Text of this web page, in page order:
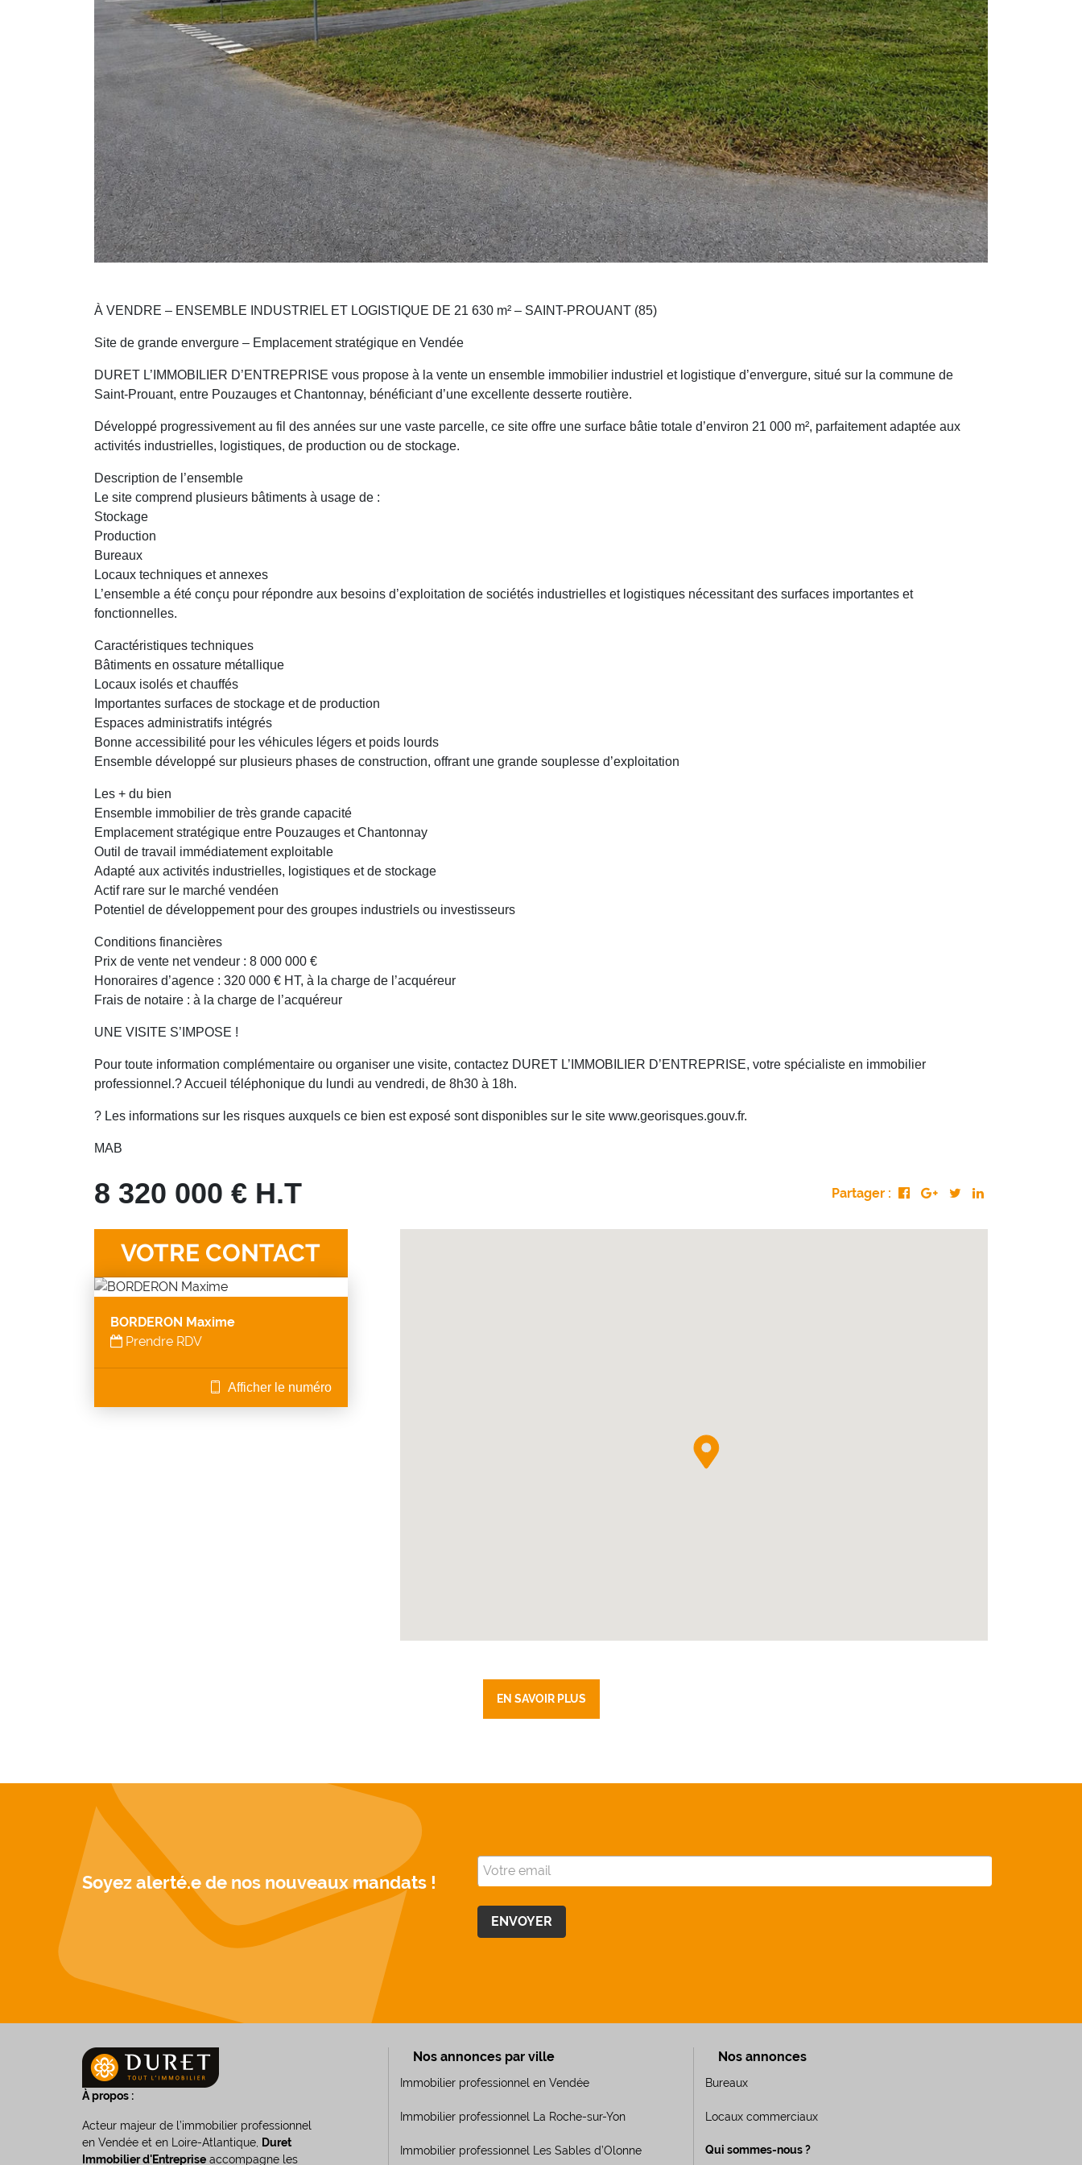
À VENDRE – ENSEMBLE INDUSTRIEL ET LOGISTIQUE DE 21 630 m² – SAINT-PROUANT (85)
Site de grande envergure – Emplacement stratégique en Vendée
DURET L’IMMOBILIER D’ENTREPRISE vous propose à la vente un ensemble immobilier industriel et logistique d’envergure, situé sur la commune de
Saint-Prouant, entre Pouzauges et Chantonnay, bénéficiant d’une excellente desserte routière.
Développé progressivement au fil des années sur une vaste parcelle, ce site offre une surface bâtie totale d’environ 21 000 m², parfaitement adaptée aux
activités industrielles, logistiques, de production ou de stockage.
Description de l’ensemble
Le site comprend plusieurs bâtiments à usage de :
Stockage
Production
Bureaux
Locaux techniques et annexes
L’ensemble a été conçu pour répondre aux besoins d’exploitation de sociétés industrielles et logistiques nécessitant des surfaces importantes et
fonctionnelles.
Caractéristiques techniques
Bâtiments en ossature métallique
Locaux isolés et chauffés
Importantes surfaces de stockage et de production
Espaces administratifs intégrés
Bonne accessibilité pour les véhicules légers et poids lourds
Ensemble développé sur plusieurs phases de construction, offrant une grande souplesse d’exploitation
Les + du bien
Ensemble immobilier de très grande capacité
Emplacement stratégique entre Pouzauges et Chantonnay
Outil de travail immédiatement exploitable
Adapté aux activités industrielles, logistiques et de stockage
Actif rare sur le marché vendéen
Potentiel de développement pour des groupes industriels ou investisseurs
Conditions financières
Prix de vente net vendeur : 8 000 000 €
Honoraires d’agence : 320 000 € HT, à la charge de l’acquéreur
Frais de notaire : à la charge de l’acquéreur
UNE VISITE S’IMPOSE !
Pour toute information complémentaire ou organiser une visite, contactez DURET L’IMMOBILIER D’ENTREPRISE, votre spécialiste en immobilier
professionnel.? Accueil téléphonique du lundi au vendredi, de 8h30 à 18h.
? Les informations sur les risques auxquels ce bien est exposé sont disponibles sur le site www.georisques.gouv.fr.
MAB
8 320 000 € H.T Partager :
VOTRE CONTACT
BORDERON Maxime
Prendre RDV
Afficher le numéro
EN SAVOIR PLUS
Soyez alerté.e de nos nouveaux mandats !
À propos :
Acteur majeur de l’immobilier professionnel
en Vendée et en Loire-Atlantique, Duret
Immobilier d'Entreprise accompagne les
Nos annonces par ville
Immobilier professionnel en Vendée
Immobilier professionnel La Roche-sur-Yon
Immobilier professionnel Les Sables d’Olonne
Nos annonces
Bureaux
Locaux commerciaux
Qui sommes-nous ?